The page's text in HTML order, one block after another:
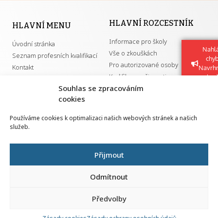
Souhlas se zpracováním
cookies
Používáme cookies k optimalizaci našich webových stránek a našich
služeb.
Přijmout
Odmítnout
Předvolby
HLAVNÍ MENU
Úvodní stránka
Seznam profesních kvalifikací
Kontakt
HLAVNÍ ROZCESTNÍK
Informace pro školy
Vše o zkouškách
Pro autorizované osoby
Kvalifikace a živnosti
GDPR
Národní pedagogický institut ČR
Senovážné náměstí 25
110 00 Praha 1